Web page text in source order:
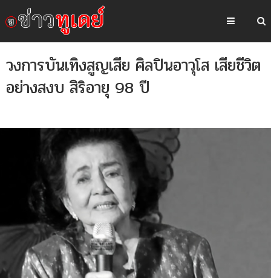
วงการบันเทิงสูญเสีย ศิลปินอาวุโส เสียชีวิต
อย่างสงบ สิริอายุ 98 ปี